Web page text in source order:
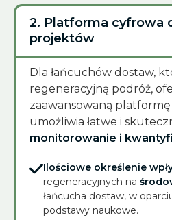
2. Platforma cyfrowa
projektów
Dla łańcuchów dostaw,
regeneracyjną podróż,
zaawansowaną
umożliwia łatwe i
monitorowanie i
Ilościowe określenie
regeneracyjnych na
łańcucha dostaw, w
podstawy naukowe.